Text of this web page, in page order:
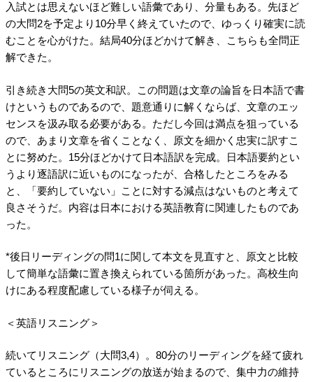
入試とは思えないほど難しい語彙であり、分量もある。先ほど
の大問2を予定より10分早く終えていたので、ゆっくり確実に読
むことを心がけた。結局40分ほどかけて解き、こちらも全問正
解できた。
引き続き大問5の英文和訳。この問題は文章の論旨を日本語で書
けというものであるので、題意通りに解くならば、文章のエッ
センスを汲み取る必要がある。ただし今回は満点を狙っている
ので、あまり文章を省くことなく、原文を細かく忠実に訳すこ
とに努めた。15分ほどかけて日本語訳を完成。日本語要約とい
うより逐語訳に近いものになったが、合格したところをみる
と、「要約していない」ことに対する減点はないものと考えて
良さそうだ。内容は日本における英語教育に関連したものであ
った。
*後日リーディングの問1に関して本文を見直すと、原文と比較
して簡単な語彙に置き換えられている箇所があった。高校生向
けにある程度配慮している様子が伺える。
＜英語リスニング＞
続いてリスニング（大問3,4）。80分のリーディングを経て疲れ
ているところにリスニングの放送が始まるので、集中力の維持